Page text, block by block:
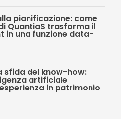
pianificazione: come
QuantiaS trasforma il
in una funzione data-
sfida del know-how:
artificiale
in patrimonio